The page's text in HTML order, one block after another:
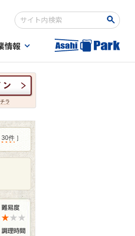
検索キーワード入力
情報
ラ
30件 ］